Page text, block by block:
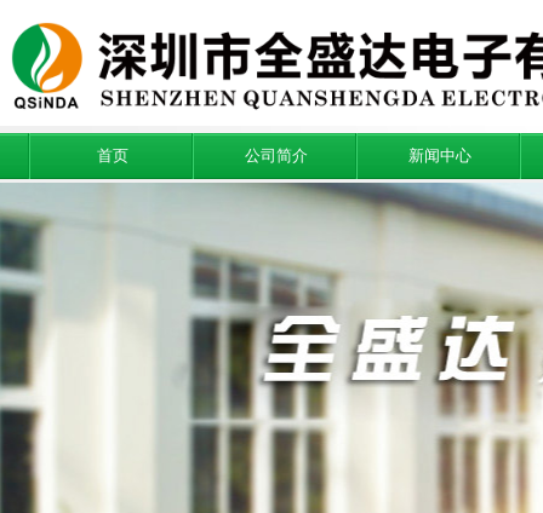
首页 公司简介 新闻中心